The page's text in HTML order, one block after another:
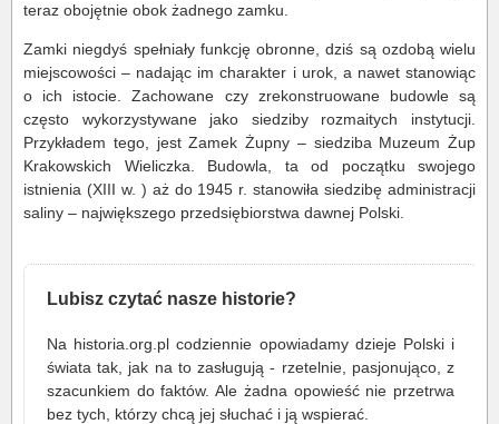
teraz obojętnie obok żadnego zamku.
Zamki niegdyś spełniały funkcję obronne, dziś są ozdobą wielu
miejscowości – nadając im charakter i urok, a nawet stanowiąc
o ich istocie. Zachowane czy zrekonstruowane budowle są
często wykorzystywane jako siedziby rozmaitych instytucji.
Przykładem tego, jest Zamek Żupny – siedziba Muzeum Żup
Krakowskich Wieliczka. Budowla, ta od początku swojego
istnienia (XIII w. ) aż do 1945 r. stanowiła siedzibę administracji
saliny – największego przedsiębiorstwa dawnej Polski.
Lubisz czytać nasze historie?
Na historia.org.pl codziennie opowiadamy dzieje Polski i
świata tak, jak na to zasługują - rzetelnie, pasjonująco, z
szacunkiem do faktów. Ale żadna opowieść nie przetrwa
bez tych, którzy chcą jej słuchać i ją wspierać.